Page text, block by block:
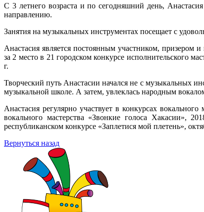
С 3 летнего возраста и по сегодняшний день,
направлению.
Занятия на музыкальных инструментах посещает с
Анастасия является постоянным участником, призером
за 2 место в 21 городском конкурсе исполнительского
г.
Творческий путь Анастасии начался не с музыкальных
музыкальной школе. А затем, увлеклась народным
Анастасия регулярно участвует в конкурсах
вокального мастерства «Звонкие голоса Хакасии»,
республиканском конкурсе «Заплетися мой плетень»,
Вернуться назад